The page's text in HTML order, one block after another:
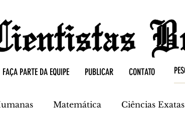
FAÇA PARTE DA EQUIPE PUBLICAR CONTATO
Matemática Ciências Exatas